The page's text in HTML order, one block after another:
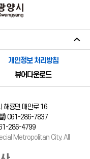
개인정보 처리방침
뷰어다운로드
해룡면 매안로 16
) 061-286-7837
286-4799
Metropolitan City. All